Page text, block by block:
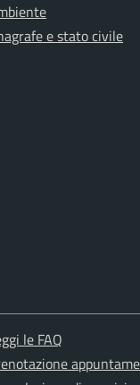
e stato civile
le FAQ